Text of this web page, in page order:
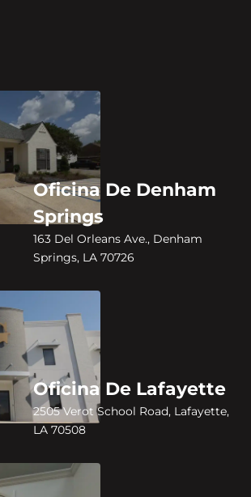
Oficina De Denham
Springs
163 Del Orleans Ave., Denham
Springs, LA 70726
Oficina De Lafayette
2505 Verot School Road, Lafayette,
LA 70508